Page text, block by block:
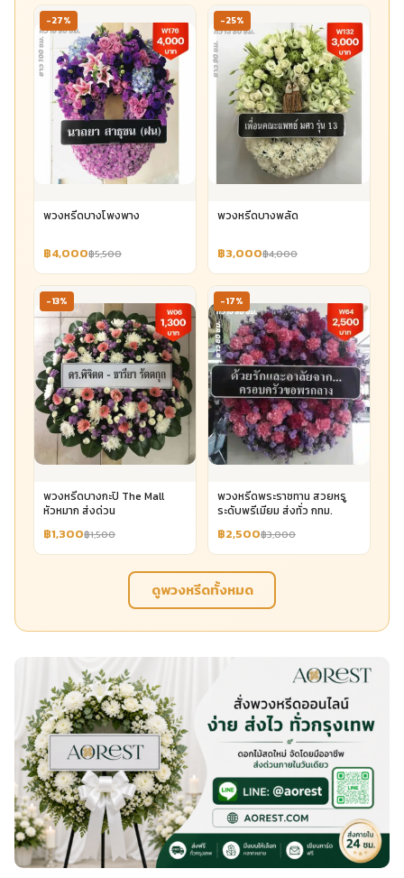
-27%
พวงหรีดบางโพงพาง
฿4,000฿5,500
-25%
พวงหรีดบางพลัด
฿3,000฿4,000
-13%
พวงหรีดบางกะปิ The Mall
หัวหมาก ส่งด่วน
฿1,300฿1,500
-17%
พวงหรีดพระราชทาน สวยหรู
ระดับพรีเมียม ส่งทั่ว กทม.
฿2,500฿3,000
ดูพวงหรีดทั้งหมด